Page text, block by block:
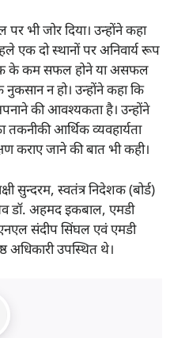
भी जोर दिया। उन्होंने कहा
एक दो स्थानों पर अनिवार्य रूप
के कम सफल होने या असफल
न हो। उन्होंने कहा कि
की आवश्यकता है। उन्होंने
आर्थिक व्यवहार्यता
कराए जाने की बात भी कही।
सुन्दरम, स्वतंत्र निदेशक (बोर्ड)
डॉ. अहमद इकबाल, एमडी
संदीप सिंघल एवं एमडी
अधिकारी उपस्थित थे।